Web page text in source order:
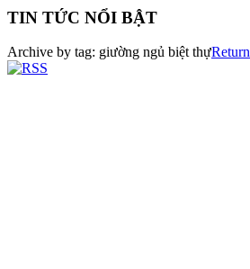
TIN TỨC NỔI BẬT
Archive by tag: giường ngủ biệt thựReturn